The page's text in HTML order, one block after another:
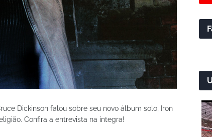
Dickinson falou sobre seu novo álbum solo, Iron
Confira a entrevista na íntegra!